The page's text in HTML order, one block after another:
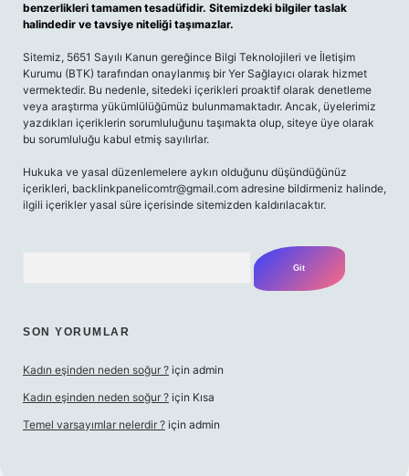
benzerlikleri tamamen tesadüfidir. Sitemizdeki bilgiler taslak
halindedir ve tavsiye niteliği taşımazlar.
Sitemiz, 5651 Sayılı Kanun gereğince Bilgi Teknolojileri ve İletişim
Kurumu (BTK) tarafından onaylanmış bir Yer Sağlayıcı olarak hizmet
vermektedir. Bu nedenle, sitedeki içerikleri proaktif olarak denetleme
veya araştırma yükümlülüğümüz bulunmamaktadır. Ancak, üyelerimiz
yazdıkları içeriklerin sorumluluğunu taşımakta olup, siteye üye olarak
bu sorumluluğu kabul etmiş sayılırlar.
Hukuka ve yasal düzenlemelere aykırı olduğunu düşündüğünüz
içerikleri, backlinkpanelicomtr@gmail.com adresine bildirmeniz halinde,
ilgili içerikler yasal süre içerisinde sitemizden kaldırılacaktır.
SON YORUMLAR
Kadın eşinden neden soğur ? için admin
Kadın eşinden neden soğur ? için Kısa
Temel varsayımlar nelerdir ? için admin